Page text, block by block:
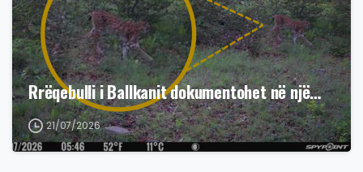
Rrëqebulli i Ballkanit dokumentohet në një…
21/07/2026